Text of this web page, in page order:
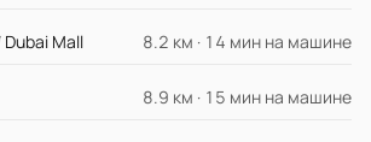
Mall 8.2 км · 14 мин на машине
8.9 км · 15 мин на машине